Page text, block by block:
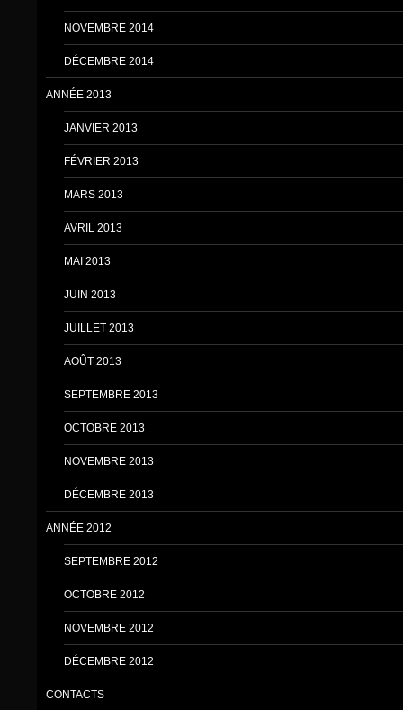
NOVEMBRE 2014
DÉCEMBRE 2014
ANNÉE 2013
JANVIER 2013
FÉVRIER 2013
MARS 2013
AVRIL 2013
MAI 2013
JUIN 2013
JUILLET 2013
AOÛT 2013
SEPTEMBRE 2013
OCTOBRE 2013
NOVEMBRE 2013
DÉCEMBRE 2013
ANNÉE 2012
SEPTEMBRE 2012
OCTOBRE 2012
NOVEMBRE 2012
DÉCEMBRE 2012
CONTACTS